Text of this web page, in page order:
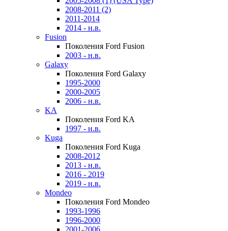
2008-2011 (2)
2011-2014
2014 - н.в.
Fusion
Поколения Ford Fusion
2003 - н.в.
Galaxy
Поколения Ford Galaxy
1995-2000
2000-2005
2006 - н.в.
KA
Поколения Ford KA
1997 - н.в.
Kuga
Поколения Ford Kuga
2008-2012
2013 - н.в.
2016 - 2019
2019 - н.в.
Mondeo
Поколения Ford Mondeo
1993-1996
1996-2000
2001-2006